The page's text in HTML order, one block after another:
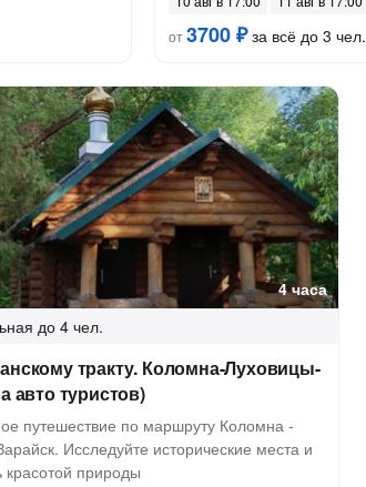
от3700 ₽за всё до 3 чел.
4 часа
до 4 чел.
тракту. Коломна-Луховицы-
авто туристов)
путешествие по маршруту Коломна -
Исследуйте исторические места и
красотой природы